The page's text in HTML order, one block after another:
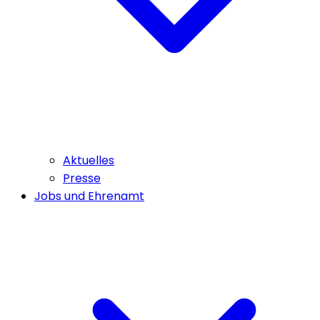
Aktuelles
Presse
Jobs und Ehrenamt